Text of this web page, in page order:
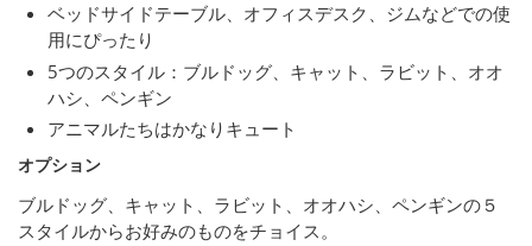
ベッドサイドテーブル、オフィスデスク、ジムなどでの使
用にぴったり
5つのスタイル：ブルドッグ、キャット、ラビット、オオ
ハシ、ペンギン
アニマルたちはかなりキュート
オプション
ブルドッグ、キャット、ラビット、オオハシ、ペンギンの５
スタイルからお好みのものをチョイス。